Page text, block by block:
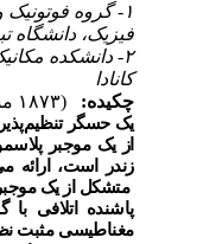
۱- گروه فوتونیک
فیزیک، دانشگاه
۲- دانشکده
کانادا
چکیده:
یک حسگر تنظیم‌پذیر
از یک موجبر
زندر است، ارائه
متشکل از یک
پاشنده اتلافی با
مغناطیسی مثبت